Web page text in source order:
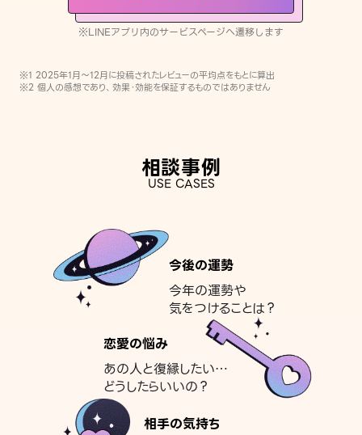
※LINEアプリ内のサービスページへ遷移します
※1 2025年1月〜12月に投稿されたレビューの平均点をもとに算出
※2 個人の感想であり、効果・効能を保証するものではありません
相談事例
USE CASES
今後の運勢
今年の運勢や
気をつけることは？
恋愛の悩み
あの人と復縁したい…
どうしたらいいの？
相手の気持ち